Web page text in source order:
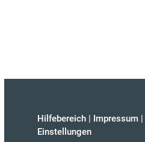
Hilfebereich | Impressum |
Einstellungen